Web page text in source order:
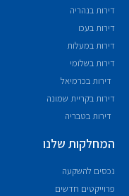
דירות בנהריה
דירות בעכו
דירות במעלות
דירות בשלומי
דירות בכרמיאל
דירות בקריית שמונה
דירות בטבריה
המחלקות שלנו
נכסים להשקעה
פרוייקטים חדשים